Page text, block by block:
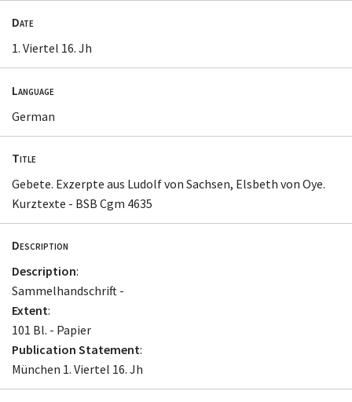
Date
1. Viertel 16. Jh
Language
German
Title
Gebete. Exzerpte aus Ludolf von Sachsen, Elsbeth von Oye.
Kurztexte - BSB Cgm 4635
Description
Description:
Sammelhandschrift -
Extent:
101 Bl. - Papier
Publication Statement:
München 1. Viertel 16. Jh